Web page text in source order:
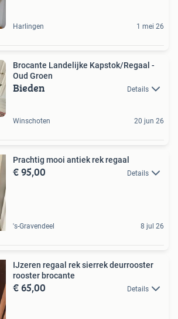
Harlingen 1 mei 26
Brocante Landelijke Kapstok/Regaal -
Oud Groen
Bieden Details
Winschoten 20 jun 26
Prachtig mooi antiek rek regaal
€ 95,00 Details
's-Gravendeel 8 jul 26
IJzeren regaal rek sierrek deurrooster
rooster brocante
€ 65,00 Details